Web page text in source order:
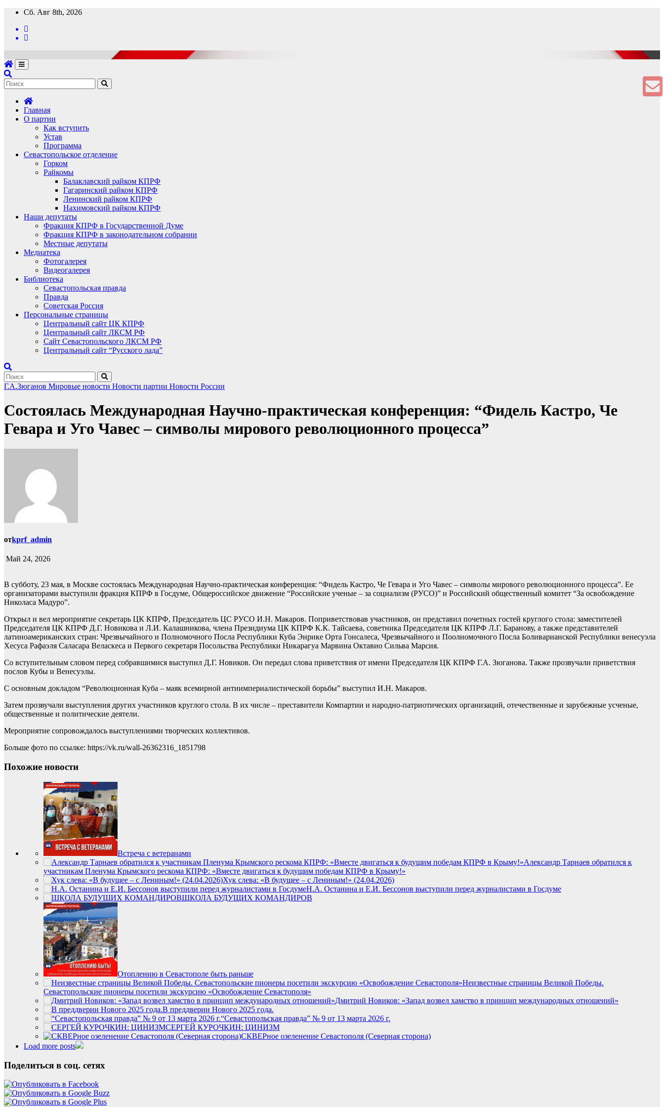
Перейти
содержимому
Сб. Авг 8th, 2026
Главная
О партии
Как вступить
Устав
Программа
Севастопольское отделение
Горком
Райкомы
Балаклавский райком КПРФ
Гагаринский райком КПРФ
Ленинский райком КПРФ
Нахимовский райком КПРФ
Наши депутаты
Фракция КПРФ в Государственной Думе
Фракция КПРФ в законодательном собрании
Местные депутаты
Медиатека
Фотогалерея
Видеогалерея
Библиотека
Севастопольская правда
Правда
Советская Россия
Персональные страницы
Центральный сайт ЦК КПРФ
Центральный сайт ЛКСМ РФ
Сайт Севастопольского ЛКСМ РФ
Центральный сайт “Русского лада”
Г.А.Зюганов Мировые новости Новости партии Новости России
Состоялась Международная Научно-практическая конференция: “Фидель Кастро, Че
Гевара и Уго Чавес – символы мирового революционного процесса”
отkprf_admin
Май 24, 2026
В субботу, 23 мая, в Москве состоялась Международная Научно-практическая конференция: “Фидель Кастро, Че Гевара и Уго Чавес – символы мирового революционного процесса”. Ее
организаторами выступили фракция КПРФ в Госдуме, Общероссийское движение “Российские ученые – за социализм (РУСО)” и Российский общественный комитет “За освобождение
Николаса Мадуро”.
Открыл и вел мероприятие секретарь ЦК КПРФ, Председатель ЦС РУСО И.Н. Макаров. Поприветствовав участников, он представил почетных гостей круглого стола: заместителей
Председателя ЦК КПРФ Д.Г. Новикова и Л.И. Калашникова, члена Президиума ЦК КПРФ К.К. Тайсаева, советника Председателя ЦК КПРФ Л.Г. Баранову, а также представителей
латиноамериканских стран: Чрезвычайного и Полномочного Посла Республики Куба Энрике Орта Гонсалеса, Чрезвычайного и Поолномочного Посла Боливарианской Республики венесуэла
Хесуса Рафаэля Саласара Веласкеса и Первого секретаря Посольства Республики Никарагуа Марвина Октавио Сильва Марсия.
Со вступительным словом перед собравшимися выступил Д.Г. Новиков. Он передал слова приветствия от имени Председателя ЦК КПРФ Г.А. Зюганова. Также прозвучали приветствия
послов Кубы и Венесуэлы.
С основным докладом “Революционная Куба – маяк всемирной антиимпериалистической борьбы” выступил И.Н. Макаров.
Затем прозвучали выступления других участников круглого стола. В их числе – преставители Компартии и народно-патриотических организаций, отечественные и зарубежные усченые,
общественные и политические деятели.
Мероприятие сопровождалось выступлениями творческих коллективов.
Больше фото по ссылке: https://vk.ru/wall-26362316_1851798
Похожие новости
Встреча с ветеранами
Александр Тарнаев обратился к
участникам Пленума Крымского рескома КПРФ: «Вместе двигаться к будущим победам КПРФ в Крыму!»
Хук слева: «В будущее – с Лениным!» (24.04.2026)
Н.А. Останина и Е.И. Бессонов выступили перед журналистами в Госдуме
ШКОЛА БУДУЩИХ КОМАНДИРОВ
Отоплению в Севастополе быть раньше
Неизвестные страницы Великой Победы.
Севастопольские пионеры посетили экскурсию «Освобождение Севастополя»
Дмитрий Новиков: «Запад возвел хамство в принцип международных отношений»
В преддверии Нового 2025 года.
“Севастопольская правда” № 9 от 13 марта 2026 г.
СЕРГЕЙ КУРОЧКИН: ЦИНИЗМ
СКВЕРное озеленение Севастополя (Северная сторона)
Load more posts
Поделиться в соц. сетях